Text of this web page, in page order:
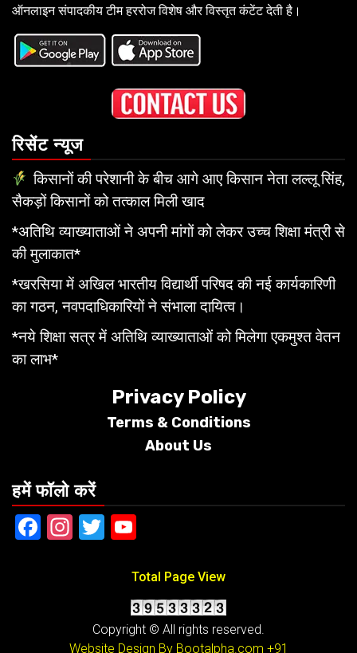
ऑनलाइन संपादकीय टीम हररोज विशेष और विस्तृत कंटेंट देती है।
रिसेंट न्यूज
किसानों की परेशानी के बीच आगे आए किसान नेता लल्लू सिंह,
सैकड़ों किसानों को तत्काल मिली खाद
*अतिथि व्याख्याताओं ने अपनी मांगों को लेकर उच्च शिक्षा मंत्री से
की मुलाकात*
*खरसिया में अखिल भारतीय विद्यार्थी परिषद की नई कार्यकारिणी
का गठन, नवपदाधिकारियों ने संभाला दायित्व।
*नये शिक्षा सत्र में अतिथि व्याख्याताओं को मिलेगा एकमुश्त वेतन
का लाभ*
Privacy Policy
Terms & Conditions
About Us
हमें फॉलो करें
Facebook
Instagram
Twitter
Total Page View
Copyright © All rights reserved.
Website Design By Bootalpha.com +91